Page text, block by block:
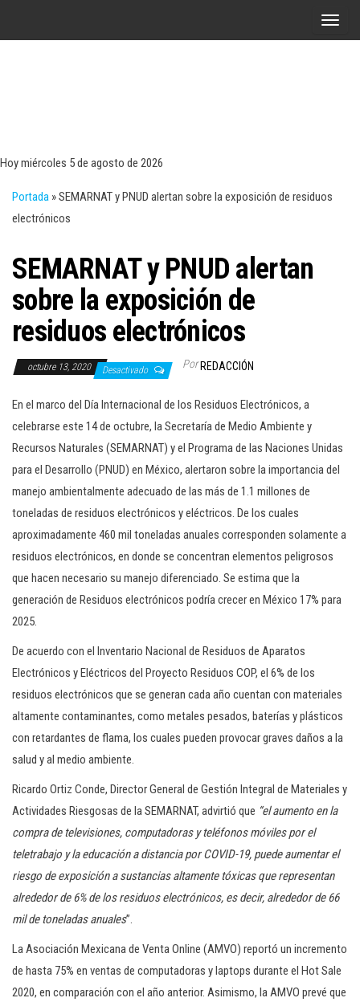
A
l
Hoy miércoles 5 de agosto de 2026
Portada »SEMARNAT y PNUD alertan sobre la exposición de residuos
electrónicos
SEMARNAT y PNUD alertan
sobre la exposición de
residuos electrónicos
octubre 13, 2020 Desactivado Por REDACCIÓN
En el marco del Día Internacional de los Residuos Electrónicos, a
celebrarse este 14 de octubre, la Secretaría de Medio Ambiente y
Recursos Naturales (SEMARNAT) y el Programa de las Naciones Unidas
para el Desarrollo (PNUD) en México, alertaron sobre la importancia del
manejo ambientalmente adecuado de las más de 1.1 millones de
toneladas de residuos electrónicos y eléctricos. De los cuales
aproximadamente 460 mil toneladas anuales corresponden solamente a
residuos electrónicos, en donde se concentran elementos peligrosos
que hacen necesario su manejo diferenciado. Se estima que la
generación de Residuos electrónicos podría crecer en México 17% para
2025.
De acuerdo con el Inventario Nacional de Residuos de Aparatos
Electrónicos y Eléctricos del Proyecto Residuos COP, el 6% de los
residuos electrónicos que se generan cada año cuentan con materiales
altamente contaminantes, como metales pesados, baterías y plásticos
con retardantes de flama, los cuales pueden provocar graves daños a la
salud y al medio ambiente.
Ricardo Ortiz Conde, Director General de Gestión Integral de Materiales y
Actividades Riesgosas de la SEMARNAT, advirtió que “el aumento en la
compra de televisiones, computadoras y teléfonos móviles por el
teletrabajo y la educación a distancia por COVID-19, puede aumentar el
riesgo de exposición a sustancias altamente tóxicas que representan
alrededor de 6% de los residuos electrónicos, es decir, alrededor de 66
mil de toneladas anuales”.
La Asociación Mexicana de Venta Online (AMVO) reportó un incremento
de hasta 75% en ventas de computadoras y laptops durante el Hot Sale
2020, en comparación con el año anterior. Asimismo, la AMVO prevé que